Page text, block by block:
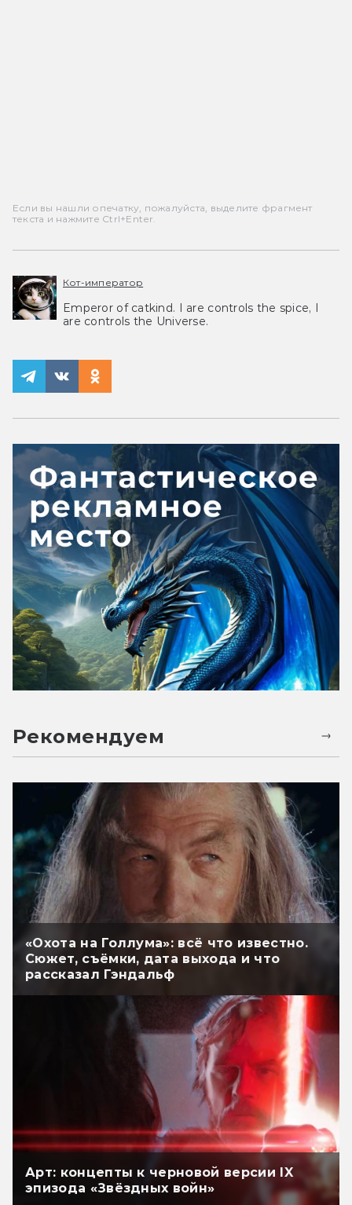
Если вы нашли опечатку, пожалуйста, выделите фрагмент
текста и нажмите Ctrl+Enter.
Кот-император
Emperor of catkind. I are controls the spice, I
are controls the Universe.
Рекомендуем
«Охота на Голлума»: всё что известно.
Сюжет, съёмки, дата выхода и что
рассказал Гэндальф
Арт: концепты к черновой версии IX
эпизода «Звёздных войн»